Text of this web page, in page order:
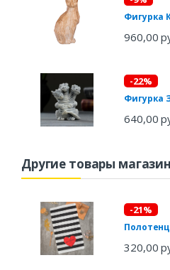
Фигурка
960,00
-22%
Фигурка
640,00
Другие товары
-21%
320,00